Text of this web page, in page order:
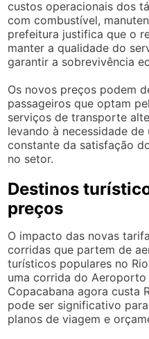
custos operacionais dos
com combustível,
prefeitura justifica que o
manter a qualidade do
garantir a sobrevivência
Os novos preços podem
passageiros que optam
serviços de transporte
levando à necessidade
constante da satisfação
no setor.
Destinos
preços
O impacto das novas
corridas que partem de
turísticos populares no
uma corrida do
Copacabana agora custa
pode ser significativo
planos de viagem e